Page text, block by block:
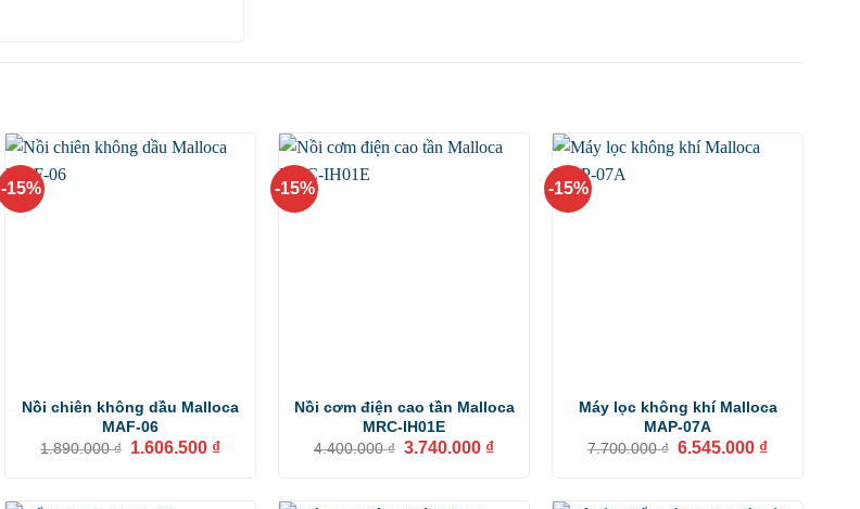
-15%
Nồi chiên không dầu Malloca
MAF-06
1.890.000₫ Giá
1.606.500 ₫Giá
-15%
Nồi cơm điện cao tần Malloca
MRC-IH01E
4.400.000₫ Giá
3.740.000 ₫Giá
-15%
Máy lọc không khí Malloca
MAP-07A
7.700.000₫ Giá
6.545.000 ₫Giá